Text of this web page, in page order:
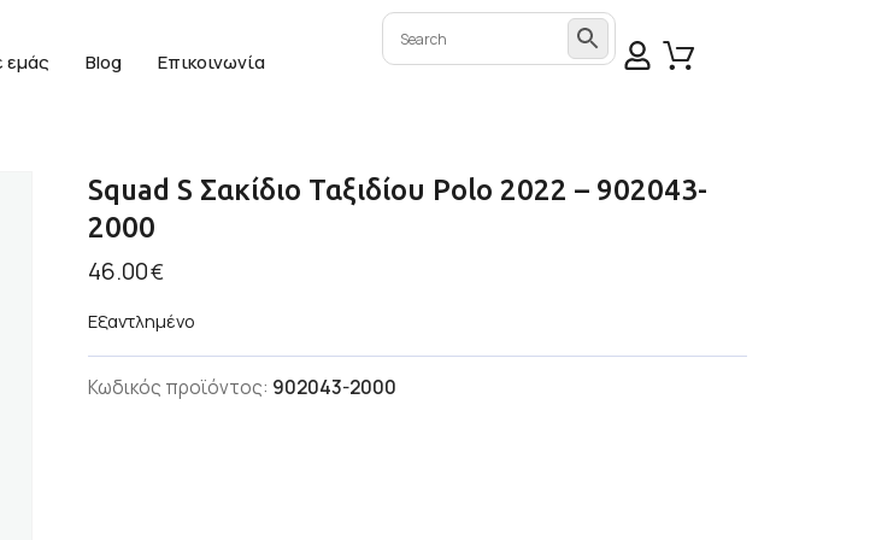
εμάς Blog Επικοινωνία
Squad S Σακίδιο Ταξιδίου Polo 2022 – 902043-
2000
46.00€
Εξαντλημένο
Κωδικός προϊόντος: 902043-2000